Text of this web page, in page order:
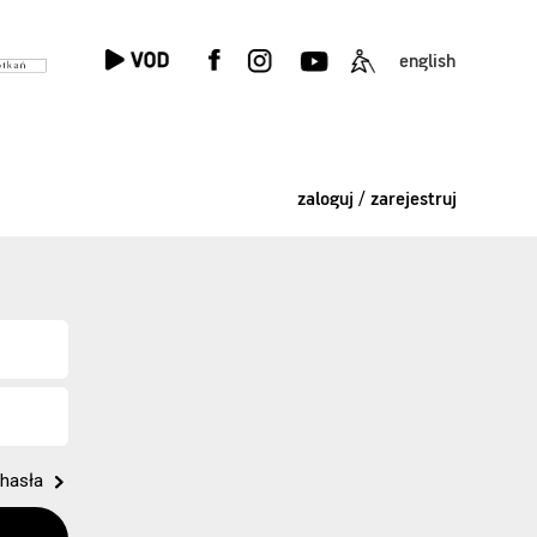
english
zaloguj / zarejestruj